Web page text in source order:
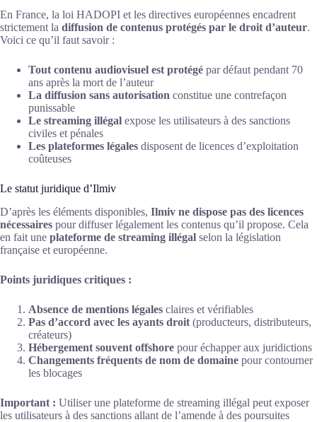
En France, la loi HADOPI et les directives européennes encadrent
strictement la diffusion de contenus protégés par le droit d’auteur.
Voici ce qu’il faut savoir :
Tout contenu audiovisuel est protégé par défaut pendant 70
ans après la mort de l’auteur
La diffusion sans autorisation constitue une contrefaçon
punissable
Le streaming illégal expose les utilisateurs à des sanctions
civiles et pénales
Les plateformes légales disposent de licences d’exploitation
coûteuses
Le statut juridique d’Ilmiv
D’après les éléments disponibles, Ilmiv ne dispose pas des licences
nécessaires pour diffuser légalement les contenus qu’il propose. Cela
en fait une plateforme de streaming illégal selon la législation
française et européenne.
Points juridiques critiques :
Absence de mentions légales claires et vérifiables
Pas d’accord avec les ayants droit (producteurs, distributeurs,
créateurs)
Hébergement souvent offshore pour échapper aux juridictions
Changements fréquents de nom de domaine pour contourner
les blocages
Important : Utiliser une plateforme de streaming illégal peut exposer
les utilisateurs à des sanctions allant de l’amende à des poursuites